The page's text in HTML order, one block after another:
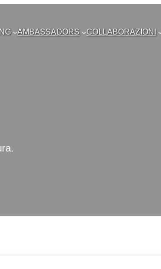
AMBASSADORS COLLABORAZIONI